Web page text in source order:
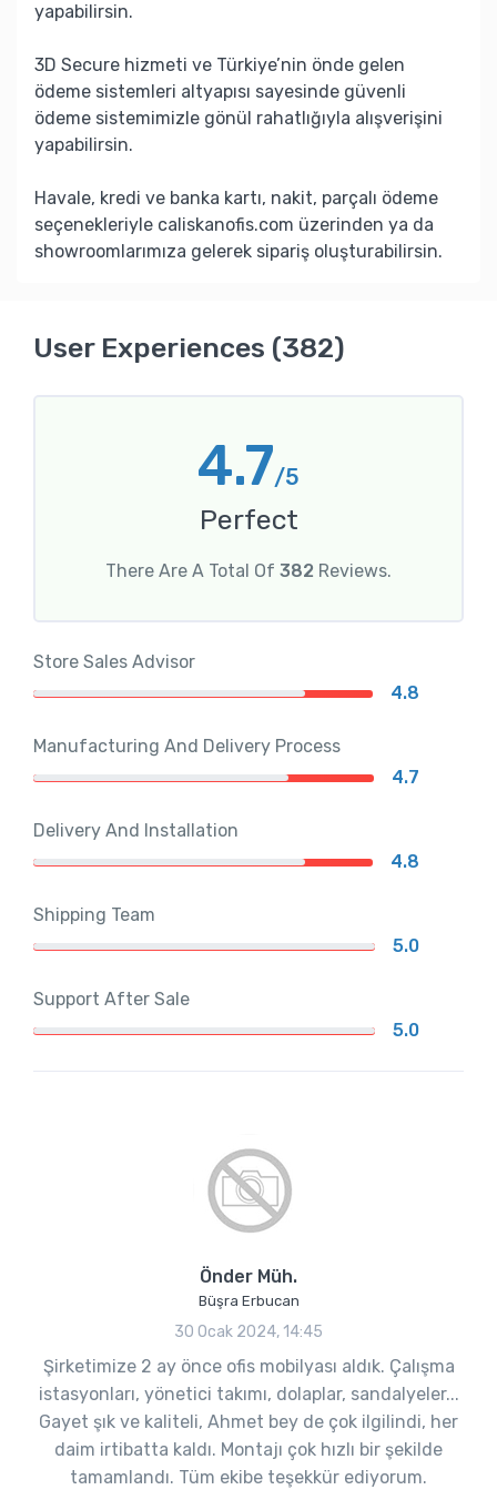
yapabilirsin.
3D Secure hizmeti ve Türkiye’nin önde gelen
ödeme sistemleri altyapısı sayesinde güvenli
ödeme sistemimizle gönül rahatlığıyla alışverişini
yapabilirsin.
Havale, kredi ve banka kartı, nakit, parçalı ödeme
seçenekleriyle caliskanofis.com üzerinden ya da
showroomlarımıza gelerek sipariş oluşturabilirsin.
User Experiences (382)
4.7/5
Perfect
There Are A Total Of 382 Reviews.
Store Sales Advisor
4.8
Manufacturing And Delivery Process
4.7
Delivery And Installation
4.8
Shipping Team
5.0
Support After Sale
5.0
Önder Müh.
Büşra Erbucan
30 Ocak 2024, 14:45
Şirketimize 2 ay önce ofis mobilyası aldık. Çalışma
istasyonları, yönetici takımı, dolaplar, sandalyeler...
Gayet şık ve kaliteli, Ahmet bey de çok ilgilindi, her
daim irtibatta kaldı. Montajı çok hızlı bir şekilde
tamamlandı. Tüm ekibe teşekkür ediyorum.